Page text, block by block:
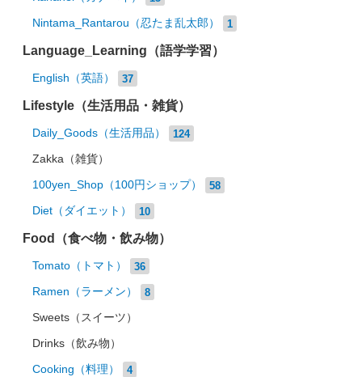
Nintama_Rantarou（忍たま乱太郎） 1
Language_Learning（語学学習）
English（英語） 37
Lifestyle（生活用品・雑貨）
Daily_Goods（生活用品） 124
Zakka（雑貨）
100yen_Shop（100円ショップ） 58
Diet（ダイエット） 10
Food（食べ物・飲み物）
Tomato（トマト） 36
Ramen（ラーメン） 8
Sweets（スイーツ）
Drinks（飲み物）
Cooking（料理） 4